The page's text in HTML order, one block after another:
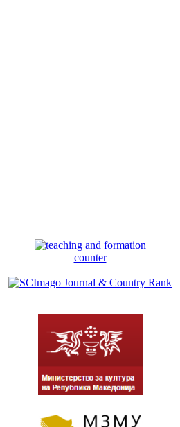
counter